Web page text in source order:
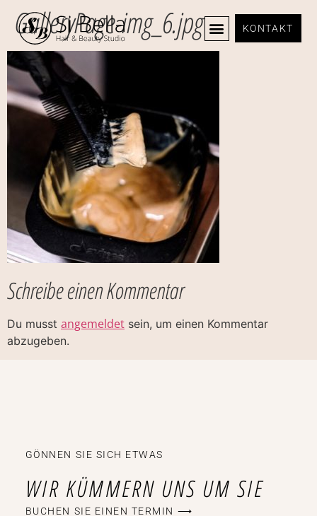
KONTAKT
GalleryPage-img_6.jpg
Schreibe einen Kommentar
Du musst angemeldet sein, um einen Kommentar
abzugeben.
GÖNNEN SIE SICH ETWAS
WIR KÜMMERN UNS UM SIE
BUCHEN SIE EINEN TERMIN ⟶